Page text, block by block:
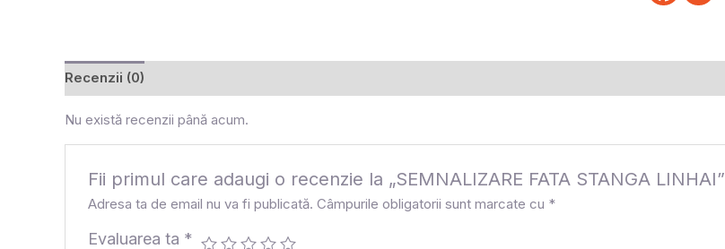
Recenzii (0)
Nu există recenzii până acum.
Fii primul care adaugi o recenzie la „SEMNALIZARE FATA STANGA LINHAI”
Adresa ta de email nu va fi publicată. Câmpurile obligatorii sunt marcate cu *
Evaluarea ta *